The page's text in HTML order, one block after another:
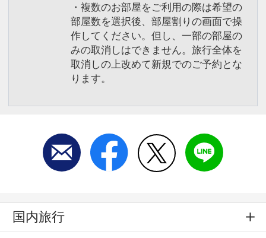
・複数のお部屋をご利用の際は希望の
部屋数を選択後、部屋割りの画面で操
作してください。但し、一部の部屋の
みの取消しはできません。旅行全体を
取消しの上改めて新規でのご予約とな
ります。
国内旅行